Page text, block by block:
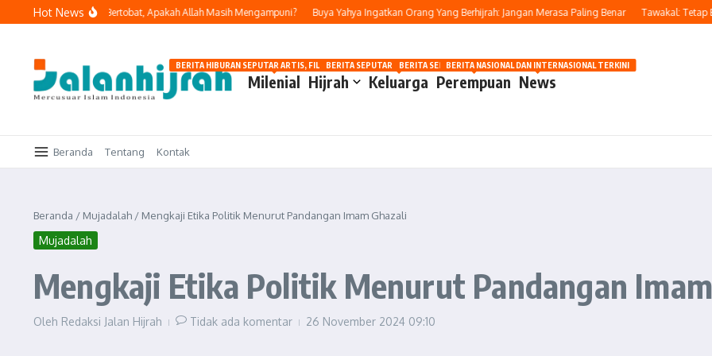
Lewati ke konten
Hot News
Dosa dan Bertobat, Apakah Allah Masih Mengampuni? Buya Yahya Ingatkan Orang Yang Berhijrah: Jangan Merasa Paling Benar Tawakal: Tetap
Milenial
BERITA HIBURAN SEPUTAR ARTIS, FILM, DAN GOSIP
Hijrah Keluarga
BERITA SEPUTAR OTOMOTIF HARI INI
Perempuan
BERITA SEPUTAR KECANTIKAN WANITA
News
BERITA NASIONAL DAN INTERNASIONAL TERKINI
Beranda Tentang Kontak
Beranda / Mujadalah / Mengkaji Etika Politik Menurut Pandangan Imam Ghazali
Mujadalah
Mengkaji Etika Politik Menurut Pandangan
Oleh Redaksi Jalan Hijrah Tidak ada komentar 26 November 2024 09:10